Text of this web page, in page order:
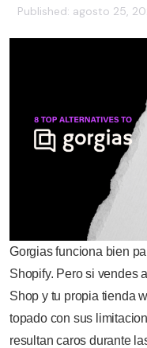
Published: agosto 25,
Gorgias funciona bien
Shopify. Pero si vendes
Shop y tu propia tienda
topado con sus
resultan caros durante